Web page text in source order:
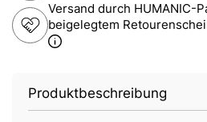
Versand durch HUMANIC-
beigelegtem
Produktbeschreibung